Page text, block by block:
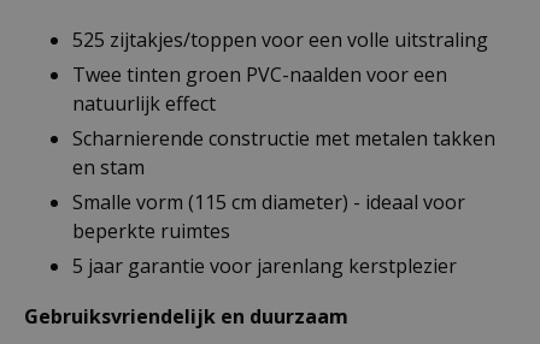
525 zijtakjes/toppen voor een volle uitstraling
Twee tinten groen PVC-naalden voor een
natuurlijk effect
Scharnierende constructie met metalen takken
en stam
Smalle vorm (115 cm diameter) - ideaal voor
beperkte ruimtes
5 jaar garantie voor jarenlang kerstplezier
Gebruiksvriendelijk en duurzaam